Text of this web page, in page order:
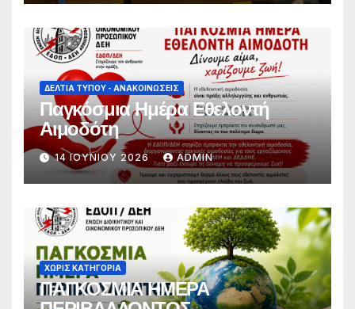
συνθήματα, να συμμετέχει στο
διάλογο για την προάσπιση των
εργασιακών δικαιωμάτων»
ΔΕΛΤΊΑ ΤΎΠΟΥ - ΑΝΑΚΟΙΝΏΣΕΙΣ
Παγκόσμια Ημέρα Εθελοντή
Αιμοδότη
14 ΙΟΥΝΊΟΥ 2026 ADMIN
ΧΩΡΊΣ ΚΑΤΗΓΟΡΊΑ
ΠΑΓΚΟΣΜΙΑ ΗΜΕΡΑ